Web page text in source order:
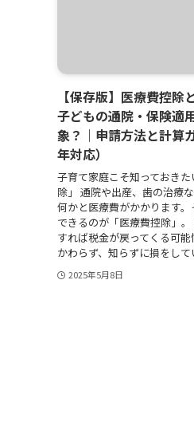
【保存版】医療費控除
子どもの通院・保険適
象？｜申請方法と計算
年対応）
子育て家庭こそ知っておき
除」 通院や出産、歯の治療
何かと医療費がかかります
できるのが「医療費控除」
すれば税金が戻ってくる可
かわらず、知らずに損をして
2025年5月8日